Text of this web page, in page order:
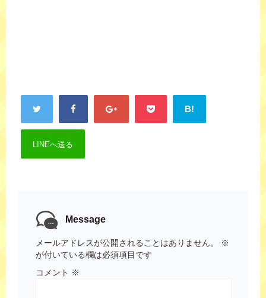
B!
LINEへ送る
Message
メールアドレスが公開されることはありません。
※
が付いている欄は必須項目です
コメント ※